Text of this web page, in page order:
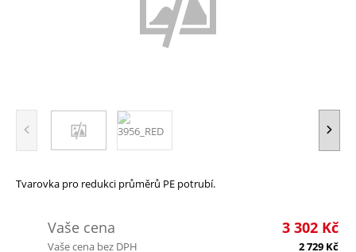
Tvarovka pro redukci průměrů PE potrubí.
Vaše cena 3 302 Kč
Vaše cena bez DPH 2 729 Kč